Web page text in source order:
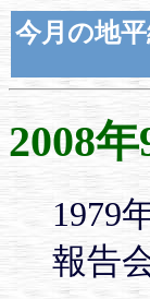
今月の地
2008
1979
報告